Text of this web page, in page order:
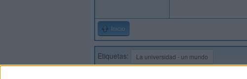
Inicio
Etiquetas: La universidad - un mundo